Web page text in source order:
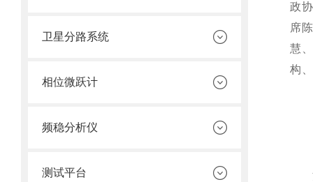
卫星分路系统
相位微跃计
频稳分析仪
测试平台
政
席
慧
构